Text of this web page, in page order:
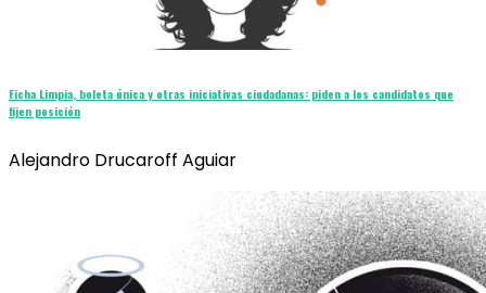
Ficha Limpia, boleta única y otras iniciativas ciudadanas: piden a los candidatos que
fijen posición
Alejandro Drucaroff Aguiar